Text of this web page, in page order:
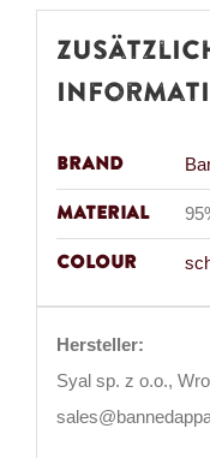
Brand
Material
Colour
Hersteller:
Syal sp. z o.o.,